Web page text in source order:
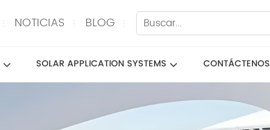
NOTICIAS BLOG
SOLAR APPLICATION SYSTEMS CONTÁCTENOS